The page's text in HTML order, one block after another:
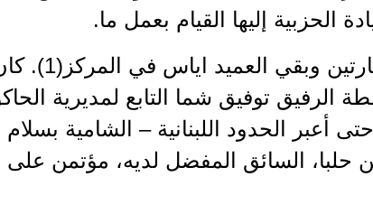
الحزبية إليها القيام بعمل ما.
قمت
الرفيق توفيق شما التابع لمديرية
أعبر الحدود اللبنانية – الشامية
حلبا، السائق المفضل لديه، مؤتمن